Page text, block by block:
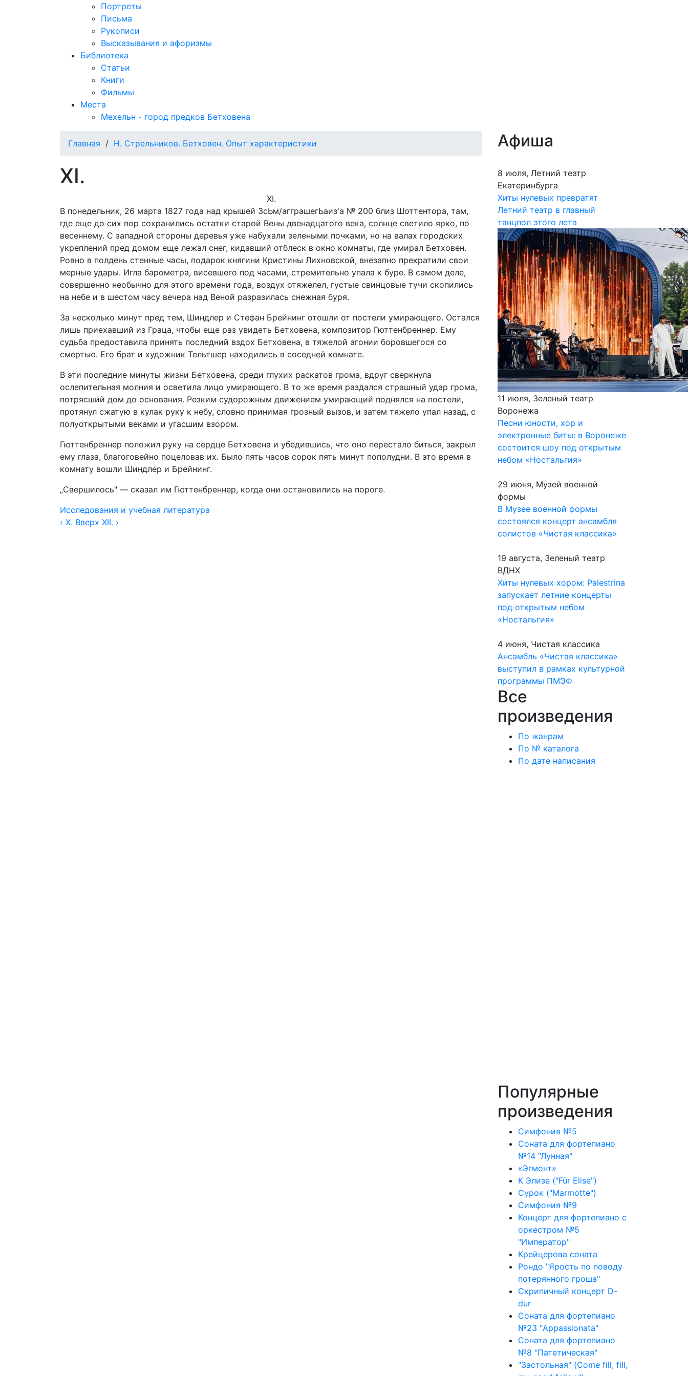
Портреты
Письма
Рукописи
Высказывания и афоризмы
Библиотека
Статьи
Книги
Фильмы
Места
Мехельн - город предков Бетховена
Главная / Н. Стрельников. Бетховен. Опыт характеристики
XI.
XI.
В понедельник, 26 марта 1827 года над крышей ЗсЬм/агграшегЬаиз'а № 200 близ Шоттентора, там,
где еще до сих пор сохранились остатки старой Вены двенадцатого века, солнце светило ярко, по
весеннему. С западной стороны деревья уже набухали зелеными почками, но на валах городских
укреплений пред домом еще лежал снег, кидавший отблеск в окно комнаты, где умирал Бетховен.
Ровно в полдень стенные часы, подарок княгини Кристины Лихновской, внезапно прекратили свои
мерные удары. Игла барометра, висевшего под часами, стремительно упала к буре. В самом деле,
совершенно необычно для этого времени года, воздух отяжелел, густые свинцовые тучи скопились
на небе и в шестом часу вечера над Веной разразилась снежная буря.
За несколько минут пред тем, Шиндлер и Стефан Брейнинг отошли от постели умирающего. Остался
лишь приехавший из Граца, чтобы еще раз увидеть Бетховена, композитор Гюттенбреннер. Ему
судьба предоставила принять последний вздох Бетховена, в тяжелой агонии боровшегося со
смертью. Его брат и художник Тельтшер находились в соседней комнате.
В эти последние минуты жизни Бетховена, среди глухих раскатов грома, вдруг сверкнула
ослепительная молния и осветила лицо умирающего. В то же время раздался страшный удар грома,
потрясший дом до основания. Резким судорожным движением умирающий поднялся на постели,
протянул сжатую в кулак руку к небу, словно принимая грозный вызов, и затем тяжело упал назад, с
полуоткрытыми веками и угасшим взором.
Гюттенбреннер положил руку на сердце Бетховена и убедившись, что оно перестало биться, закрыл
ему глаза, благоговейно поцеловав их. Было пять часов сорок пять минут пополудни. В это время в
комнату вошли Шиндлер и Брейнинг.
„Свершилось" — сказал им Гюттенбреннер, когда они остановились на пороге.
Исследования и учебная литература
‹ X. Вверх XII. ›
Афиша
8 июля, Летний театр
Екатеринбурга
Хиты нулевых превратят
Летний театр в главный
танцпол этого лета
11 июля, Зеленый театр
Воронежа
Песни юности, хор и
электронные биты: в Воронеже
состоится шоу под открытым
небом «Ностальгия»
29 июня, Музей военной
формы
В Музее военной формы
состоялся концерт ансамбля
солистов «Чистая классика»
19 августа, Зеленый театр
ВДНХ
Хиты нулевых хором: Palestrina
запускает летние концерты
под открытым небом
«Ностальгия»
4 июня, Чистая классика
Ансамбль «Чистая классика»
выступил в рамках культурной
программы ПМЭФ
Все
произведения
По жанрам
По № каталога
По дате написания
Популярные
произведения
Симфония №5
Соната для фортепиано
№14 "Лунная"
«Эгмонт»
К Элизе ("Für Elise")
Сурок ("Marmotte")
Симфония №9
Концерт для фортепиано с
оркестром №5
"Император"
Крейцерова соната
Рондо "Ярость по поводу
потерянного гроша"
Скрипичный концерт D-
dur
Соната для фортепиано
№23 "Appassionata"
Соната для фортепиано
№8 "Патетическая"
"Застольная" (Come fill, fill,